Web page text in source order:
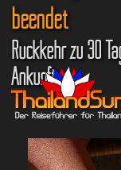
beendet
Rückkehr zu 30
Ankunft